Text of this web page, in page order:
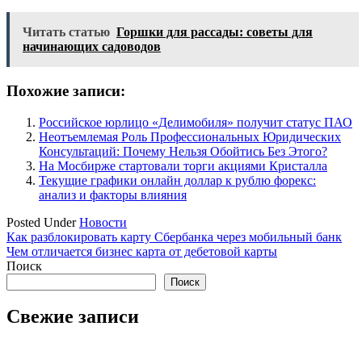
Читать статью Горшки для рассады: советы для
начинающих садоводов
Похожие записи:
Российское юрлицо «Делимобиля» получит статус ПАО
Неотъемлемая Роль Профессиональных Юридических
Консультаций: Почему Нельзя Обойтись Без Этого?
На Мосбирже стартовали торги акциями Кристалла
Текущие графики онлайн доллар к рублю форекс:
анализ и факторы влияния
Posted UnderНовости
Навигация
по
Как разблокировать карту Сбербанка через мобильный банк
Чем отличается бизнес карта от дебетовой карты
Поиск
Поиск
Свежие записи